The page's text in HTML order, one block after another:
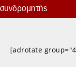
συνδρομητής
[adrotate